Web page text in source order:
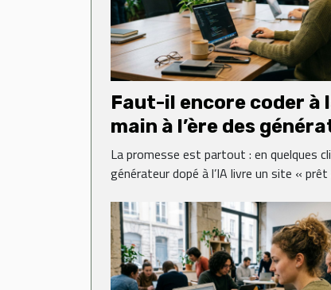
Faut-il encore coder à
main à l’ère des
web ?
La promesse est partout : en quelques
générateur dopé à l’IA livre un site « prêt